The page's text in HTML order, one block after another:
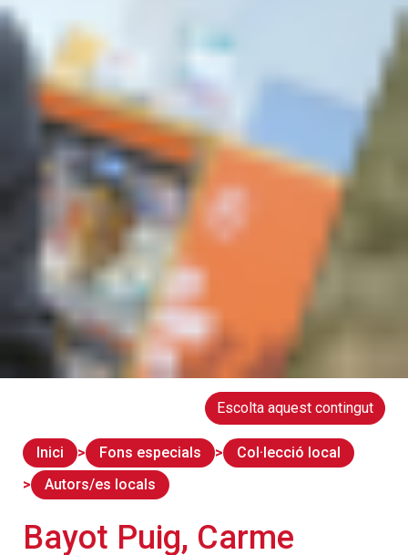
Escolta aquest contingut
Inici Fons especials
Col·lecció local
Autors/es locals
Bayot Puig, Carme